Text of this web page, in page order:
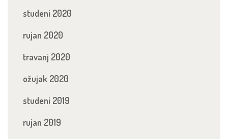
studeni 2020
rujan 2020
travanj 2020
ožujak 2020
studeni 2019
rujan 2019